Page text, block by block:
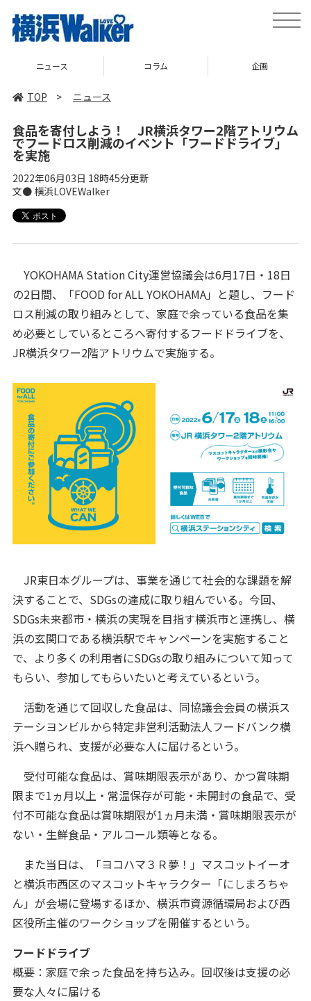
toggle
ニュース コラム 企画
TOP > ニュース
食品を寄付しよう！ JR横浜タワー2階アトリウム
でフードロス削減のイベント「フードドライブ」
を実施
2022年06月03日 18時45分更新
文● 横浜LOVEWalker
YOKOHAMA Station City運営協議会は6月17日・18日
の2日間、「FOOD for ALL YOKOHAMA」と題し、フード
ロス削減の取り組みとして、家庭で余っている食品を集
め必要としているところへ寄付するフードドライブを、
JR横浜タワー2階アトリウムで実施する。
JR東日本グループは、事業を通じて社会的な課題を解
決することで、SDGsの達成に取り組んでいる。今回、
SDGs未来都市・横浜の実現を目指す横浜市と連携し、横
浜の玄関口である横浜駅でキャンペーンを実施すること
で、より多くの利用者にSDGsの取り組みについて知って
もらい、参加してもらいたいと考えているという。
活動を通じて回収した食品は、同協議会会員の横浜ス
テーシヨンビルから特定非営利活動法人フードバンク横
浜へ贈られ、支援が必要な人に届けるという。
受付可能な食品は、賞味期限表示があり、かつ賞味期
限まで1ヵ月以上・常温保存が可能・未開封の食品で、受
付不可能な食品は賞味期限が1ヵ月未満・賞味期限表示が
ない・生鮮食品・アルコール類等となる。
また当日は、「ヨコハマ３Ｒ夢！」マスコットイーオ
と横浜市西区のマスコットキャラクター「にしまろちゃ
ん」が会場に登場するほか、横浜市資源循環局および西
区役所主催のワークショップを開催するという。
フードドライブ
概要：家庭で余った食品を持ち込み。回収後は支援の必
要な人々に届ける